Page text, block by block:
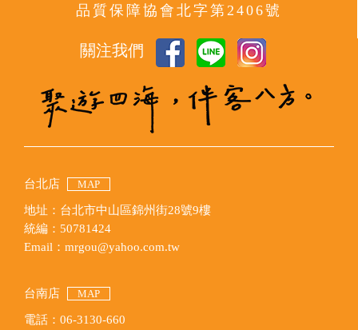
品質保障協會北字第2406號
關注我們
台北店 MAP
地址：台北市中山區錦州街28號9樓
統編：50781424
Email：mrgou@yahoo.com.tw
台南店 MAP
電話：06-3130-660